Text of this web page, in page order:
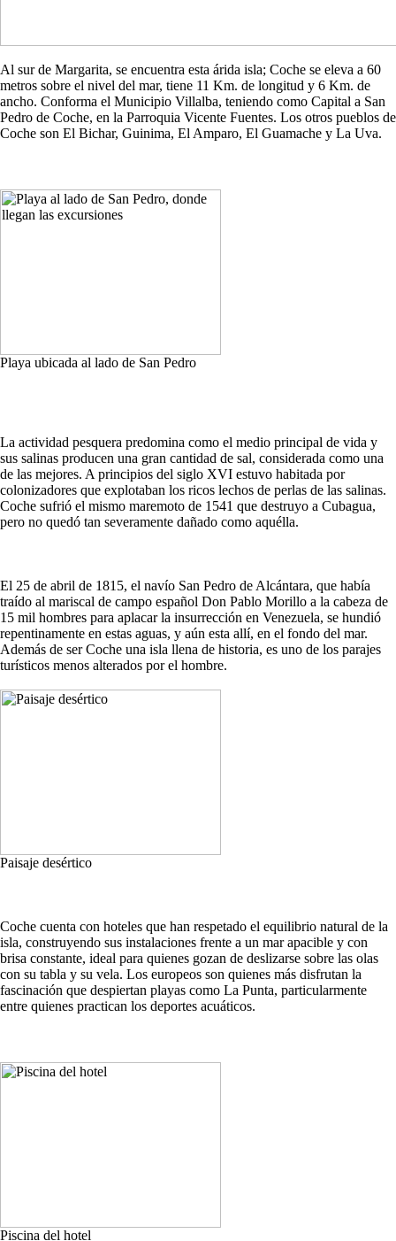
Al sur de Margarita, se encuentra esta árida isla; Coche se eleva a 60
metros sobre el nivel del mar, tiene 11 Km. de longitud y 6 Km. de
ancho. Conforma el Municipio Villalba, teniendo como Capital a San
Pedro de Coche, en la Parroquia Vicente Fuentes. Los otros pueblos de
Coche son El Bichar, Guinima, El Amparo, El Guamache y La Uva.
Playa ubicada al lado de San Pedro
La actividad pesquera predomina como el medio principal de vida y
sus salinas producen una gran cantidad de sal, considerada como una
de las mejores. A principios del siglo XVI estuvo habitada por
colonizadores que explotaban los ricos lechos de perlas de las salinas.
Coche sufrió el mismo maremoto de 1541 que destruyo a Cubagua,
pero no quedó tan severamente dañado como aquélla.
El 25 de abril de 1815, el navío San Pedro de Alcántara, que había
traído al mariscal de campo español Don Pablo Morillo a la cabeza de
15 mil hombres para aplacar la insurrección en Venezuela, se hundió
repentinamente en estas aguas, y aún esta allí, en el fondo del mar.
Además de ser Coche una isla llena de historia, es uno de los parajes
turísticos menos alterados por el hombre.
Paisaje desértico
Coche cuenta con hoteles que han respetado el equilibrio natural de la
isla, construyendo sus instalaciones frente a un mar apacible y con
brisa constante, ideal para quienes gozan de deslizarse sobre las olas
con su tabla y su vela. Los europeos son quienes más disfrutan la
fascinación que despiertan playas como La Punta, particularmente
entre quienes practican los deportes acuáticos.
Piscina del hotel